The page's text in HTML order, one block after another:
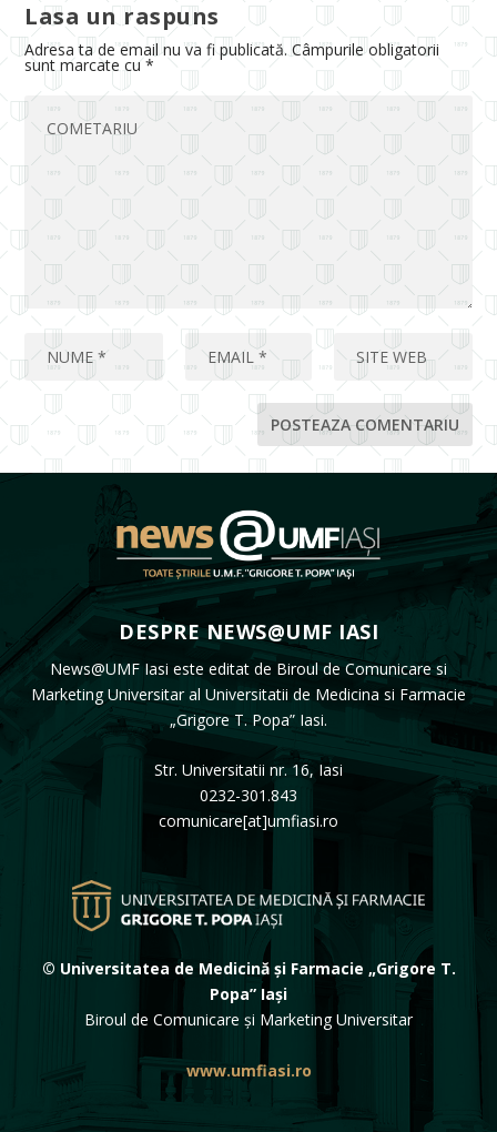
Lasa un raspuns
Adresa ta de email nu va fi publicată. Câmpurile obligatorii
sunt marcate cu*
DESPRE NEWS@UMF IASI
News@UMF Iasi este editat de Biroul de Comunicare si
Marketing Universitar al Universitatii de Medicina si Farmacie
„Grigore T. Popa” Iasi.
Str. Universitatii nr. 16, Iasi
0232-301.843
comunicare[at]umfiasi.ro
© Universitatea de Medicină și Farmacie „Grigore T.
Popa” Iași
Biroul de Comunicare și Marketing Universitar
www.umfiasi.ro